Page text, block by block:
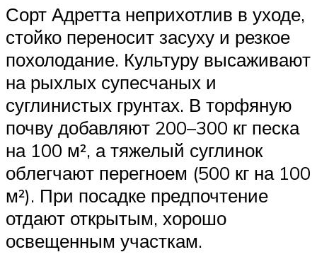
Сорт Адретта неприхотлив в уходе,
стойко переносит засуху и резкое
похолодание. Культуру высаживают
на рыхлых супесчаных и
суглинистых грунтах. В торфяную
почву добавляют 200–300 кг песка
на 100 м², а тяжелый суглинок
облегчают перегноем (500 кг на 100
м²). При посадке предпочтение
отдают открытым, хорошо
освещенным участкам.